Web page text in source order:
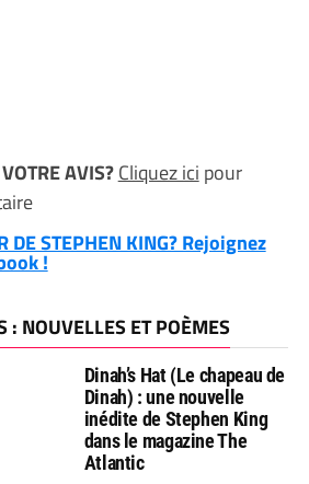
AVIS?Cliquez ici pour
DE STEPHEN KING? Rejoignez
!
: NOUVELLES ET POÈMES
Dinah’s Hat (Le chapeau de
Dinah) : une nouvelle
inédite de Stephen King
dans le magazine The
Atlantic